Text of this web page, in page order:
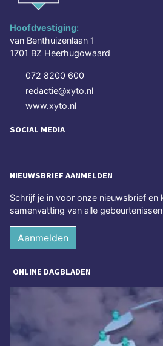
Hoofdvestiging:
van Benthuizenlaan 1
1701 BZ Heerhugowaard
072 8200 600
redactie@xyto.nl
www.xyto.nl
SOCIAL MEDIA
NIEUWSBRIEF AANMELDEN
Schrijf je in voor onze nieuwsbrief en
samenvatting van alle
Aanmelden
ONLINE DAGBLADEN